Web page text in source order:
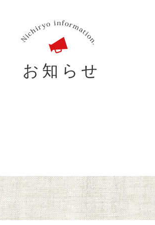
お知らせ